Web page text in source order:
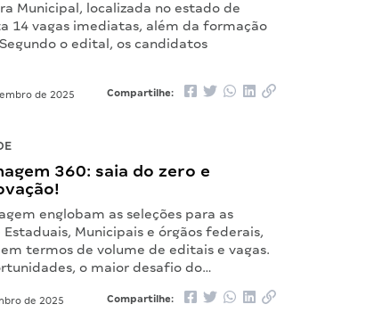
Municipal, localizada no estado de
14 vagas imediatas, além da formação
o edital, os candidatos
de 2025 Compartilhe:
360: saia do zero e
englobam as seleções para as
Municipais e órgãos federais,
termos de volume de editais e vagas.
o maior desafio do…
de 2025 Compartilhe: